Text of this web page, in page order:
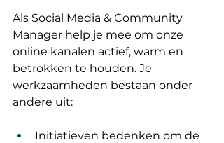
Als Social Media & Community
Manager help je mee om onze
online kanalen actief, warm en
betrokken te houden. Je
werkzaamheden bestaan onder
andere uit:
Initiatieven bedenken om de